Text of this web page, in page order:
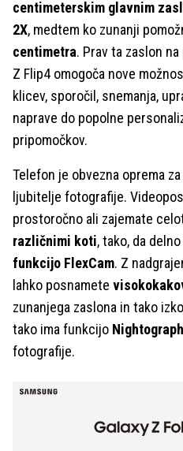
centimeterskim glavnim
2X, medtem ko zunanji
centimetra. Prav ta zaslon
Z Flip4 omogoča nove
klicev, sporočil, snemanja,
naprave do popolne
pripomočkov.
Telefon je obvezna oprema
ljubitelje fotografije.
prostoročno ali zajemate
različnimi koti, tako, da
funkcijo FlexCam. Z
lahko posnamete
zunanjega zaslona in tako
tako ima funkcijo
fotografije.